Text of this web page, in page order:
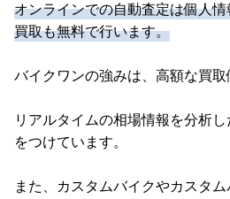
オンラインでの自動査定は個人
買取も無料で行います。
バイクワンの強みは、高額な買取
リアルタイムの相場情報を分析
をつけています。
また、カスタムバイクやカスタ